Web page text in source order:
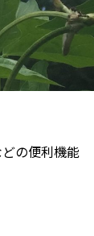
の便利機能